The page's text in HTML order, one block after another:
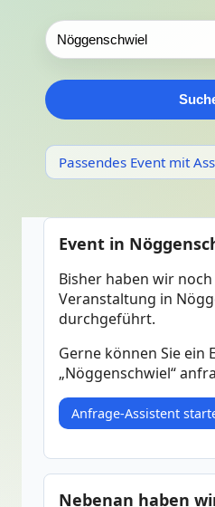
Passendes Event mit
Event in
Bisher haben wir
Veranstaltung in
durchgeführt.
Gerne können Sie ein
„Nöggenschwiel“
Anfrage-Assistent
Nebenan haben